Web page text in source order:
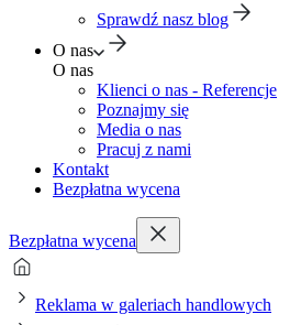
Sprawdź nasz blog
O nas
O nas
Klienci o nas - Referencje
Poznajmy się
Media o nas
Pracuj z nami
Kontakt
Bezpłatna wycena
Bezpłatna wycena
Reklama w galeriach handlowych